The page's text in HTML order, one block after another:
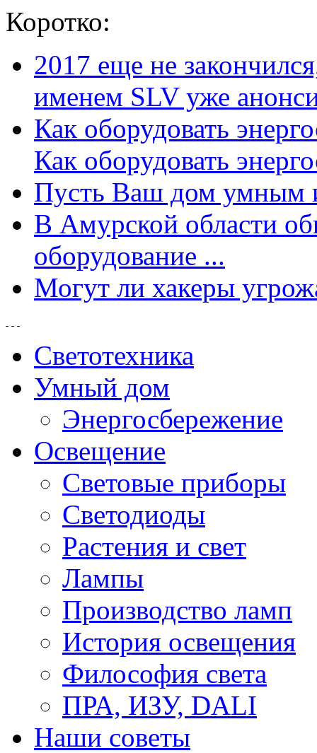
Коротко:
2017 еще не
именем SLV уже
Как оборудовать
Как оборудовать
Пусть Ваш дом умным
В Амурской области
оборудование ...
Могут ли хакеры
Светотехника
Умный дом
Энергосбережение
Освещение
Световые приборы
Светодиоды
Растения и свет
Лампы
Производство ламп
История освещения
Философия света
ПРА, ИЗУ, DALI
Наши советы